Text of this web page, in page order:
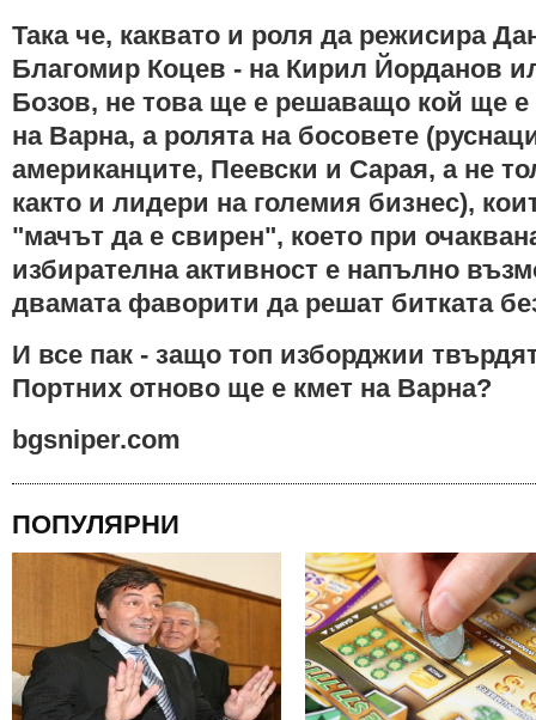
Така че, каквато и роля да режисира
Благомир Коцев - на Кирил Йорданов
Бозов, не това ще е решаващо кой ще
на Варна, а ролята на босовете
американците, Пеевски и Сарая, а не
както и лидери на големия бизнес),
"мачът да е свирен", което при
избирателна активност е напълно
двамата фаворити да решат битката
И все пак - защо топ изборджии
Портних отново ще е кмет на Варна?
bgsniper.com
ПОПУЛЯРНИ